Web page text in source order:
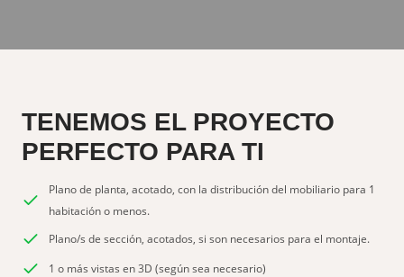
TENEMOS EL PROYECTO
PERFECTO PARA TI
Plano de planta, acotado, con la distribución del mobiliario para 1
habitación o menos.
Plano/s de sección, acotados, si son necesarios para el montaje.
1 o más vistas en 3D (según sea necesario)